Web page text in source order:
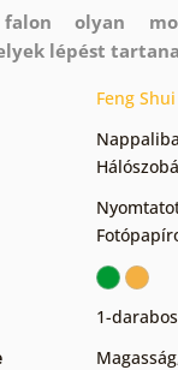
olyan
lépést
Feng Shui
Nappaliba
1-darabos
Magasság